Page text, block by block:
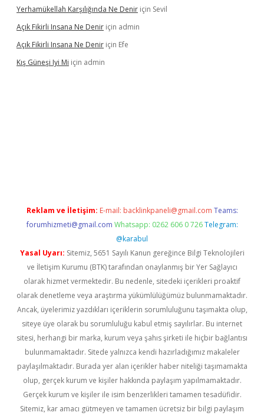
Yerhamükellah Karşılığında Ne Denir için Sevil
Açık Fikirli Insana Ne Denir için admin
Açık Fikirli Insana Ne Denir için Efe
Kış Güneşi Iyi Mi için admin
Reklam ve İletişim: E-mail: backlinkpaneli@gmail.com Teams:
forumhizmeti@gmail.com Whatsapp: 0262 606 0 726 Telegram:
@karabul
Yasal Uyarı: Sitemiz, 5651 Sayılı Kanun gereğince Bilgi Teknolojileri
ve İletişim Kurumu (BTK) tarafından onaylanmış bir Yer Sağlayıcı
olarak hizmet vermektedir. Bu nedenle, sitedeki içerikleri proaktif
olarak denetleme veya araştırma yükümlülüğümüz bulunmamaktadır.
Ancak, üyelerimiz yazdıkları içeriklerin sorumluluğunu taşımakta olup,
siteye üye olarak bu sorumluluğu kabul etmiş sayılırlar. Bu internet
sitesi, herhangi bir marka, kurum veya şahıs şirketi ile hiçbir bağlantısı
bulunmamaktadır. Sitede yalnızca kendi hazırladığımız makaleler
paylaşılmaktadır. Burada yer alan içerikler haber niteliği taşımamakta
olup, gerçek kurum ve kişiler hakkında paylaşım yapılmamaktadır.
Gerçek kurum ve kişiler ile isim benzerlikleri tamamen tesadüfidir.
Sitemiz, kar amacı gütmeyen ve tamamen ücretsiz bir bilgi paylaşım